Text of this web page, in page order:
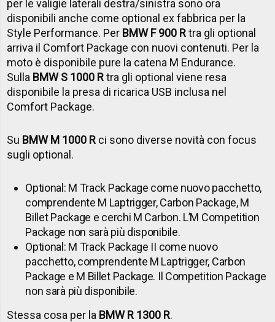
per le valigie laterali destra/sinistra sono ora
disponibili anche come optional ex fabbrica per la
Style Performance. Per BMW F 900 Rtra gli optional
arriva il Comfort Package con nuovi contenuti. Per la
moto è disponibile pure la catena M Endurance.
Sulla BMW S 1000 Rtra gli optional viene resa
disponibile la presa di ricarica USB inclusa nel
Comfort Package.
Su BMW M 1000 R ci sono diverse novità con focus
sugli optional.
Optional: M Track Package come nuovo pacchetto,
comprendente M Laptrigger, Carbon Package, M
Billet Package e cerchi M Carbon. L’M Competition
Package non sarà più disponibile.
Optional: M Track Package II come nuovo
pacchetto, comprendente M Laptrigger, Carbon
Package e M Billet Package. Il Competition Package
non sarà più disponibile.
Stessa cosa per la BMW R 1300 R.